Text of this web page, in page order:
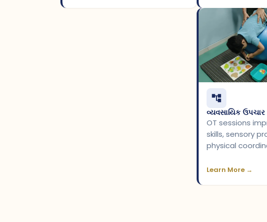
વ્યવસાયિક ઉપચાર
OT sessions
skills, sensory
physical
Learn More →